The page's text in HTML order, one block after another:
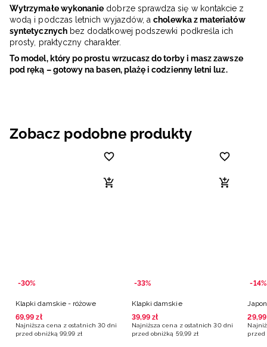
Wytrzymałe wykonanie dobrze sprawdza się w kontakcie z
wodą i podczas letnich wyjazdów, acholewka z materiałów
syntetycznychbez dodatkowej podszewki podkreśla ich
prosty, praktyczny charakter.
To model, który po prostu wrzucasz do torby i masz zawsze
pod ręką – gotowy na basen, plażę i codzienny letni luz.
Zobacz podobne produkty
-30%
Klapki damskie - różowe
69,99 zł
Najniższa cena z ostatnich 30 dni
przed obniżką 99,99 zł
-33%
Klapki damskie
39,99 zł
Najniższa cena z ostatnich 30 dni
przed obniżką 59,99 zł
-14%
29,99
przed